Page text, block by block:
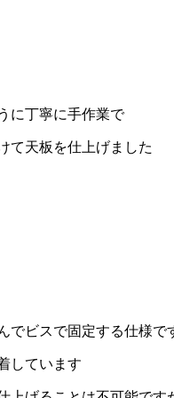
に丁寧に手作業で
て天板を仕上げました
でビスで固定する仕様で
しています